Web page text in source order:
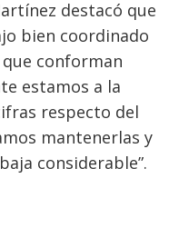
destacó que
bien coordinado
conforman
estamos a la
respecto del
mantenerlas y
considerable”.